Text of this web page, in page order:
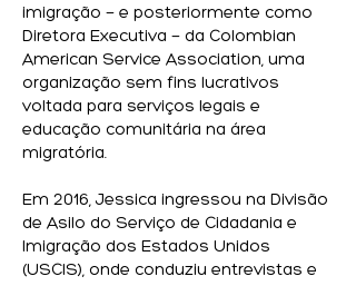
imigração — e posteriormente como
Diretora Executiva — da Colombian
American Service Association, uma
organização sem fins lucrativos
voltada para serviços legais e
educação comunitária na área
migratória.
Em 2016, Jessica ingressou na Divisão
de Asilo do Serviço de Cidadania e
Imigração dos Estados Unidos
(USCIS), onde conduziu entrevistas e